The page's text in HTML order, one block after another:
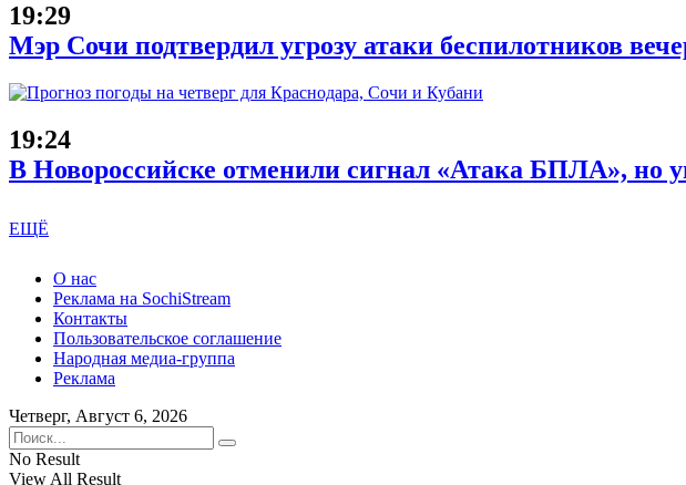
19:29
Мэр Сочи подтвердил угрозу атаки беспилотников
19:24
В Новороссийске отменили сигнал «Атака БПЛА», но
ЕЩЁ
О нас
Реклама на SochiStream
Контакты
Пользовательское соглашение
Народная медиа-группа
Реклама
Четверг, Август 6, 2026
No Result
View All Result